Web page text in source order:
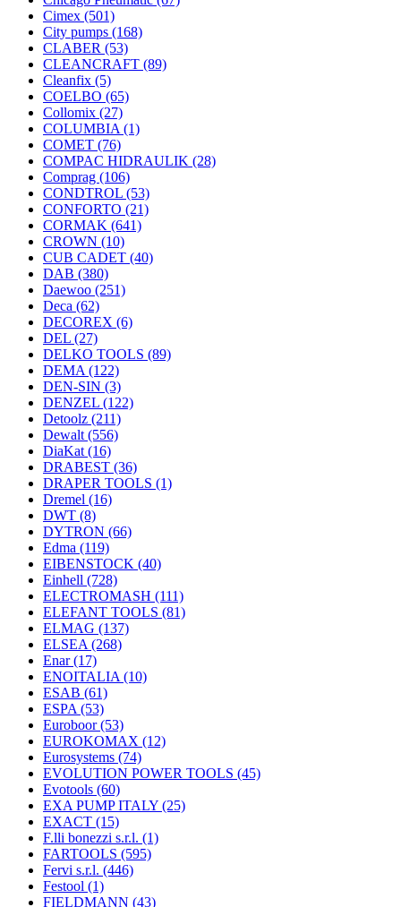
Cimex (501)
City pumps (168)
CLABER (53)
CLEANCRAFT (89)
Cleanfix (5)
COELBO (65)
Collomix (27)
COLUMBIA (1)
COMET (76)
COMPAC HIDRAULIK (28)
Comprag (106)
CONDTROL (53)
CONFORTO (21)
CORMAK (641)
CROWN (10)
CUB CADET (40)
DAB (380)
Daewoo (251)
Deca (62)
DECOREX (6)
DEL (27)
DELKO TOOLS (89)
DEMA (122)
DEN-SIN (3)
DENZEL (122)
Detoolz (211)
Dewalt (556)
DiaKat (16)
DRABEST (36)
DRAPER TOOLS (1)
Dremel (16)
DWT (8)
DYTRON (66)
Edma (119)
EIBENSTOCK (40)
Einhell (728)
ELECTROMASH (111)
ELEFANT TOOLS (81)
ELMAG (137)
ELSEA (268)
Enar(17)
ENOITALIA (10)
ESAB (61)
ESPA (53)
Euroboor(53)
EUROKOMAX (12)
Eurosystems (74)
EVOLUTION POWER TOOLS (45)
Evotools (60)
EXA PUMP ITALY (25)
EXACT (15)
F.lli bonezzi s.r.l. (1)
FARTOOLS (595)
Fervi s.r.l. (446)
Festool (1)
FIELDMANN (43)